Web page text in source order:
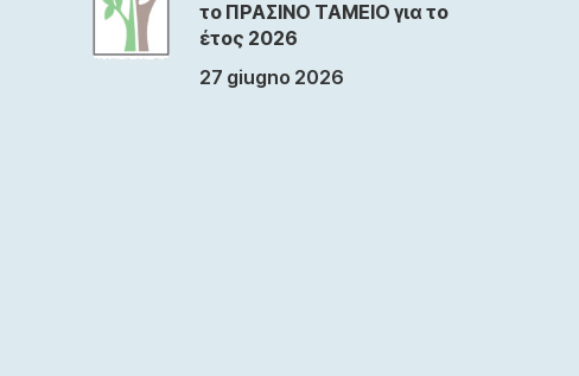
το ΠΡΑΣΙΝΟ ΤΑΜΕΙΟ για το
έτος 2026
27 giugno 2026